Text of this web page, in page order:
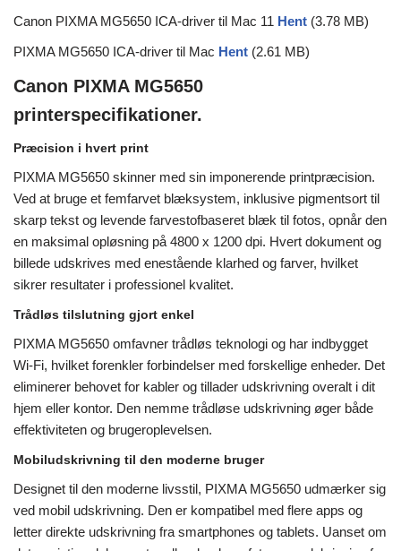
Canon PIXMA MG5650 ICA-driver til Mac 11 Hent (3.78 MB)
PIXMA MG5650 ICA-driver til Mac Hent (2.61 MB)
Canon PIXMA MG5650
printerspecifikationer.
Præcision i hvert print
PIXMA MG5650 skinner med sin imponerende printpræcision.
Ved at bruge et femfarvet blæksystem, inklusive pigmentsort til
skarp tekst og levende farvestofbaseret blæk til fotos, opnår den
en maksimal opløsning på 4800 x 1200 dpi. Hvert dokument og
billede udskrives med enestående klarhed og farver, hvilket
sikrer resultater i professionel kvalitet.
Trådløs tilslutning gjort enkel
PIXMA MG5650 omfavner trådløs teknologi og har indbygget
Wi-Fi, hvilket forenkler forbindelser med forskellige enheder. Det
eliminerer behovet for kabler og tillader udskrivning overalt i dit
hjem eller kontor. Den nemme trådløse udskrivning øger både
effektiviteten og brugeroplevelsen.
Mobiludskrivning til den moderne bruger
Designet til den moderne livsstil, PIXMA MG5650 udmærker sig
ved mobil udskrivning. Den er kompatibel med flere apps og
letter direkte udskrivning fra smartphones og tablets. Uanset om